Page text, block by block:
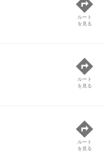
ルート
を見る
ルート
を見る
ルート
を見る